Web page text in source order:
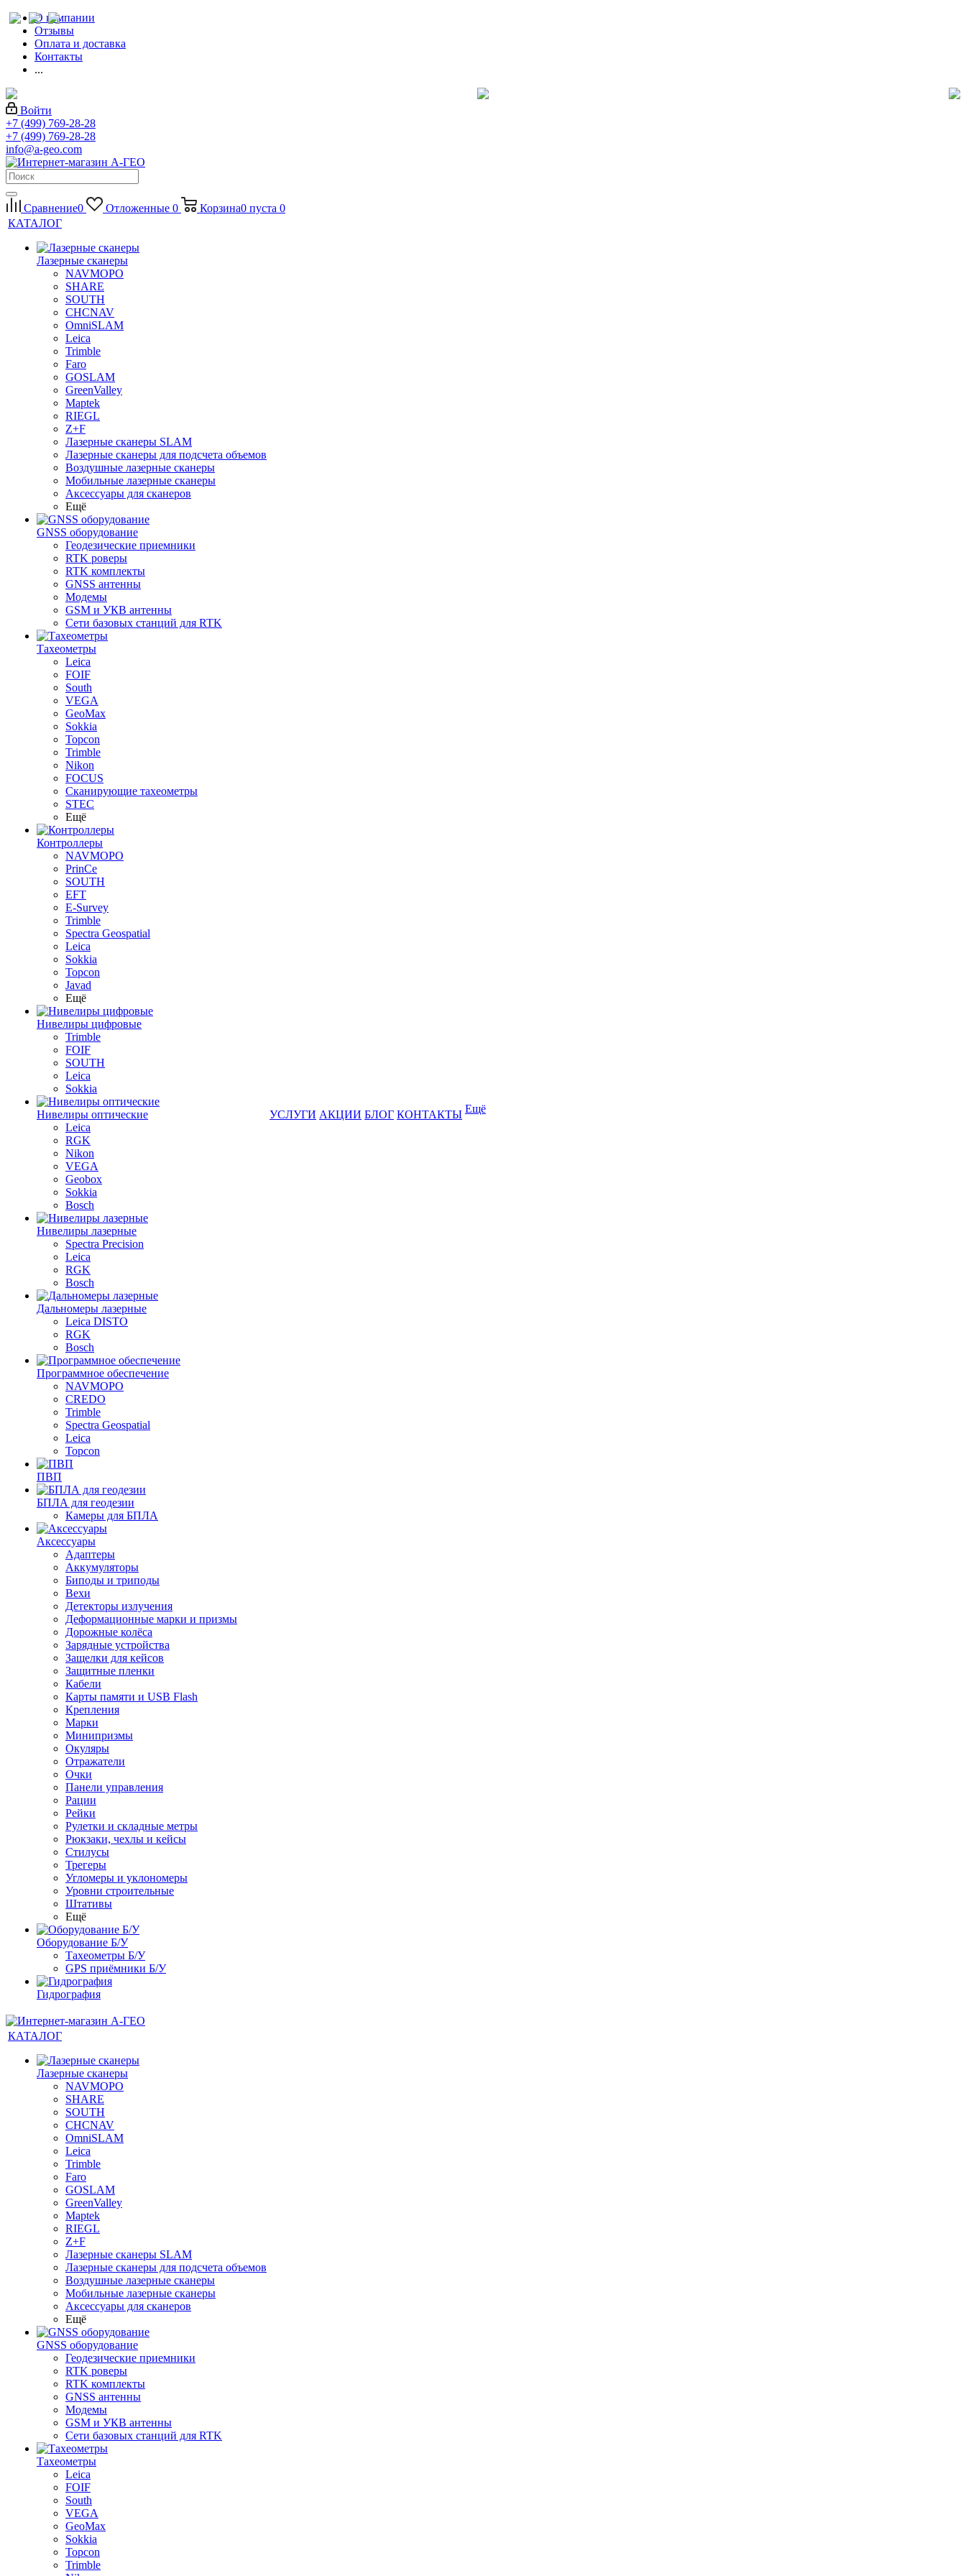
О компании
Отзывы
Оплата и доставка
Контакты
...
Войти
+7 (499) 769-28-28
+7 (499) 769-28-28
info@a-geo.com
Сравнение0 Отложенные 0 Корзина0 пуста 0
КАТАЛОГ
Лазерные сканеры
NAVMOPO
SHARE
SOUTH
CHCNAV
OmniSLAM
Leica
Trimble
Faro
GOSLAM
GreenValley
Maptek
RIEGL
Z+F
Лазерные сканеры SLAM
Лазерные сканеры для подсчета объемов
Воздушные лазерные сканеры
Мобильные лазерные сканеры
Аксессуары для сканеров
Ещё
GNSS оборудование
Геодезические приемники
RTK роверы
RTK комплекты
GNSS антенны
Модемы
GSM и УКВ антенны
Сети базовых станций для RTK
Тахеометры
Leica
FOIF
South
VEGA
GeoMax
Sokkia
Topcon
Trimble
Nikon
FOCUS
Сканирующие тахеометры
STEC
Ещё
Контроллеры
NAVMOPO
PrinCe
SOUTH
EFT
E-Survey
Trimble
Spectra Geospatial
Leica
Sokkia
Topcon
Javad
Ещё
Нивелиры цифровые
Trimble
FOIF
SOUTH
Leica
Sokkia
Нивелиры оптические
Leica
RGK
Nikon
VEGA
Geobox
Sokkia
Bosch
Нивелиры лазерные
Spectra Precision
Leica
RGK
Bosch
Дальномеры лазерные
Leica DISTO
RGK
Bosch
Программное обеспечение
NAVMOPO
CREDO
Trimble
Spectra Geospatial
Leica
Topcon
ПВП
БПЛА для геодезии
Камеры для БПЛА
Аксессуары
Адаптеры
Аккумуляторы
Биподы и триподы
Вехи
Детекторы излучения
Деформационные марки и призмы
Дорожные колёса
Зарядные устройства
Защелки для кейсов
Защитные пленки
Кабели
Карты памяти и USB Flash
Крепления
Марки
Минипризмы
Окуляры
Отражатели
Очки
Панели управления
Рации
Рейки
Рулетки и складные метры
Рюкзаки, чехлы и кейсы
Стилусы
Трегеры
Угломеры и уклономеры
Уровни строительные
Штативы
Ещё
Оборудование Б/У
Тахеометры Б/У
GPS приёмники Б/У
Гидрография
УСЛУГИ АКЦИИ БЛОГ КОНТАКТЫ Ещё
КАТАЛОГ
Лазерные сканеры
NAVMOPO
SHARE
SOUTH
CHCNAV
OmniSLAM
Leica
Trimble
Faro
GOSLAM
GreenValley
Maptek
RIEGL
Z+F
Лазерные сканеры SLAM
Лазерные сканеры для подсчета объемов
Воздушные лазерные сканеры
Мобильные лазерные сканеры
Аксессуары для сканеров
Ещё
GNSS оборудование
Геодезические приемники
RTK роверы
RTK комплекты
GNSS антенны
Модемы
GSM и УКВ антенны
Сети базовых станций для RTK
Тахеометры
Leica
FOIF
South
VEGA
GeoMax
Sokkia
Topcon
Trimble